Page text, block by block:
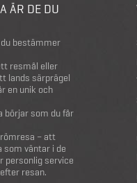
ÄR DE DU
bestämmer
resmål eller
lands särprägel
en unik och
börjar som du får
– att
som väntar i de
personlig service
resan.